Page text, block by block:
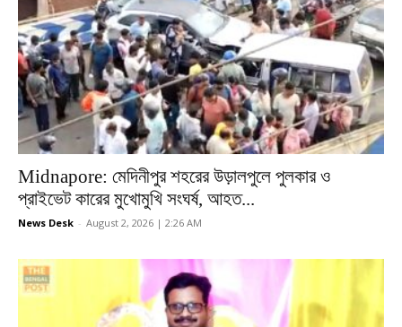
Midnapore: মেদিনীপুর শহরের উড়ালপুলে পুলকার ও
প্রাইভেট কারের মুখোমুখি সংঘর্ষ, আহত...
News Desk - August 2, 2026 | 2:26 AM